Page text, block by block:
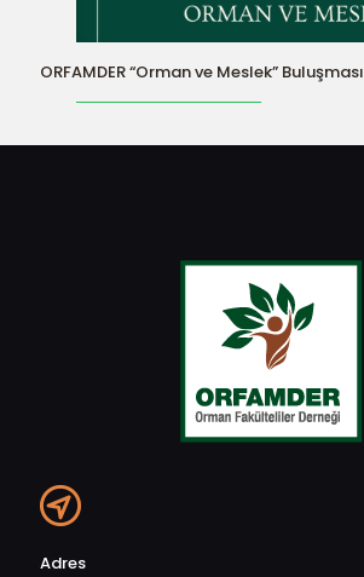
ORFAMDER “Orman ve Meslek” Buluşması
Adres